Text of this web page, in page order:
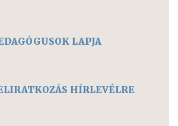
LAPJA
HÍRLEVÉLRE